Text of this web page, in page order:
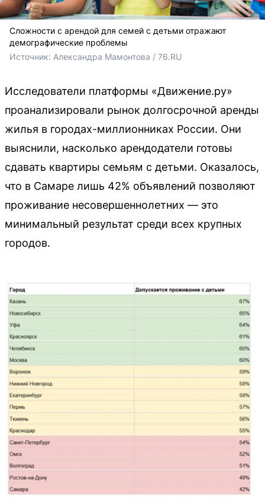
Сложности с арендой для семей с детьми отражают
демографические проблемы
Источник: Александра Мамонтова / 76.RU
Исследователи платформы «Движение.ру»
проанализировали рынок долгосрочной аренды
жилья в городах-миллионниках России. Они
выяснили, насколько арендодатели готовы
сдавать квартиры семьям с детьми. Оказалось,
что в Самаре лишь 42% объявлений позволяют
проживание несовершеннолетних — это
минимальный результат среди всех крупных
городов.